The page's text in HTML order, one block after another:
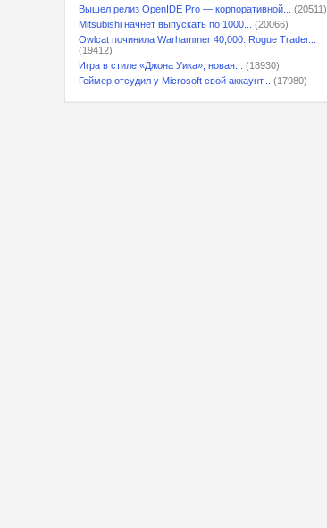
Вышел релиз OpenIDE Pro — корпоративной...
(20511)
Mitsubishi начнёт выпускать по 1000...
(20066)
Owlcat починила Warhammer 40,000: Rogue Trader...
(19412)
Игра в стиле «Джона Уика», новая...
(18930)
Геймер отсудил у Microsoft свой аккаунт...
(17980)